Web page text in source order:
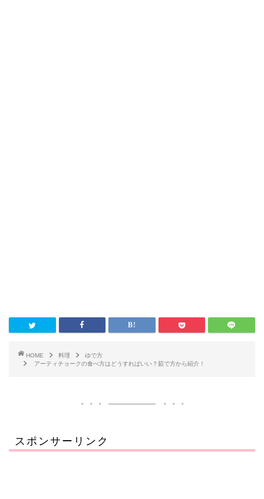
HOME 料理
ゆで方
アーティチョークの食べ方はどうすればいい？茹で方から紹介！
スポンサーリンク